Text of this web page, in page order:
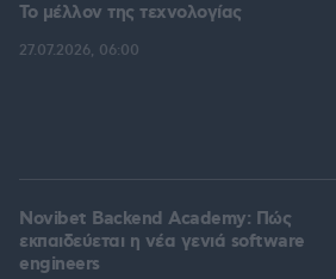
Το μέλλον της τεχνολογίας
27.07.2026, 06:00
Novibet Backend Academy: Πώς
εκπαιδεύεται η νέα γενιά software
engineers